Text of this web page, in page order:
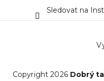
Sledovat na
Copyright 2026 Dobrý